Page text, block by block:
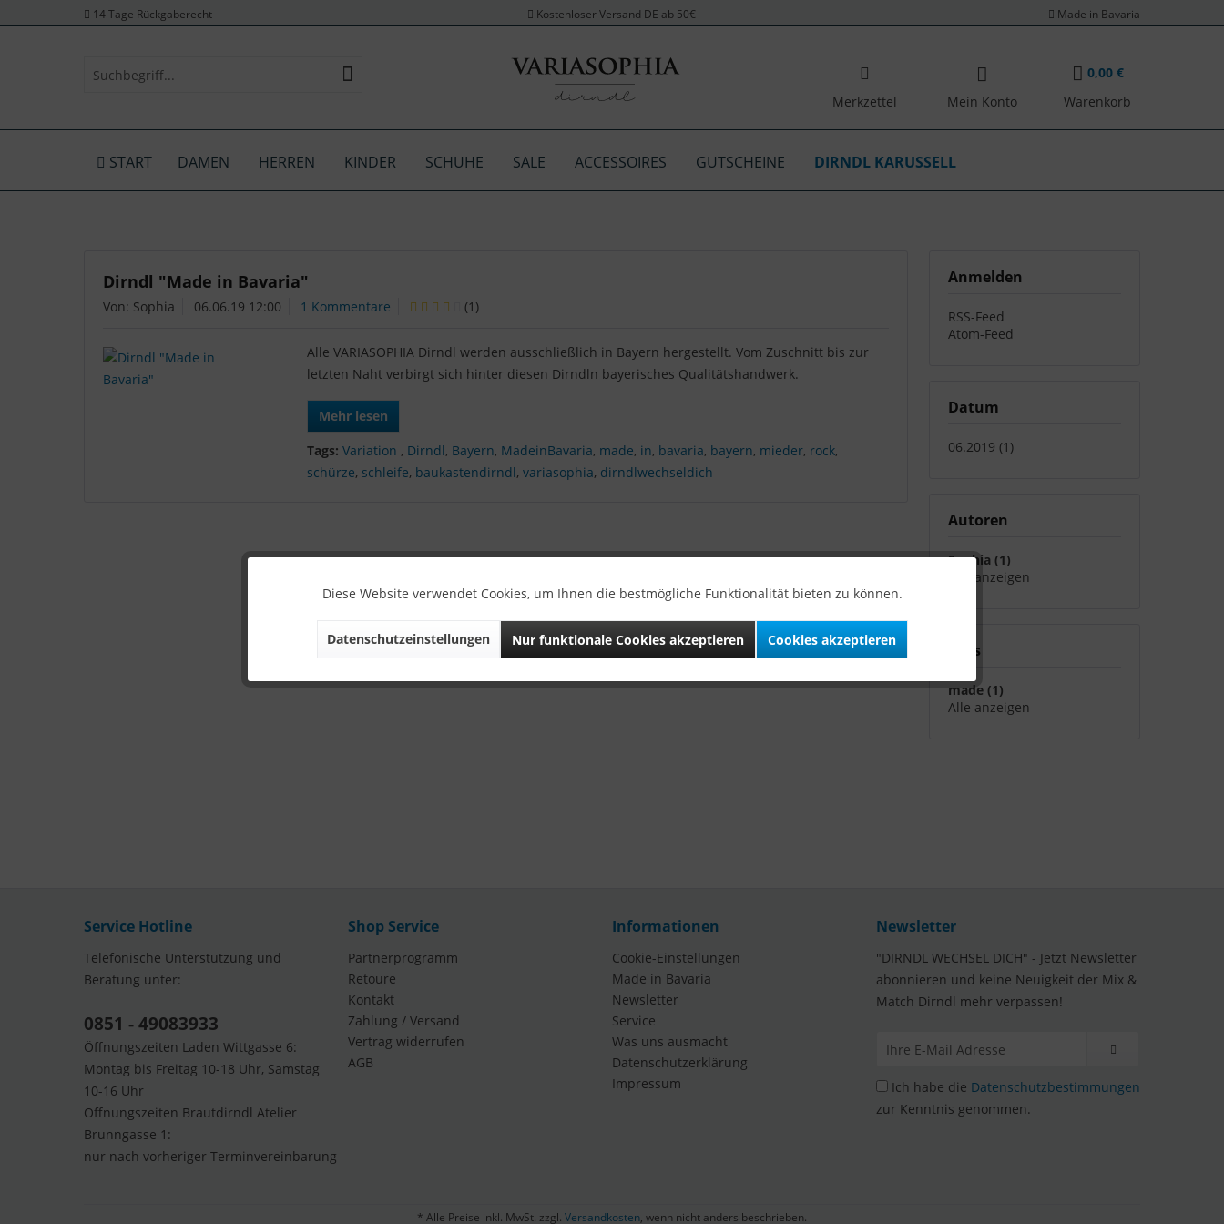
14 Tage Rückgaberecht Kostenloser Versand DE ab 50€ Made in Bavaria
Merkzettel Mein Konto
0,00 €
Warenkorb
START DAMEN HERREN KINDER SCHUHE SALE ACCESSOIRES GUTSCHEINE DIRNDL KARUSSELL
Anmelden
RSS-Feed
Atom-Feed
Datum
06.2019 (1)
Autoren
Sophia (1)
Alle anzeigen
Tags
made (1)
Alle anzeigen
Dirndl "Made in Bavaria"
Von: Sophia 06.06.19 12:00 1 Kommentare (1 )
Alle VARIASOPHIA Dirndl werden ausschließlich in Bayern hergestellt. Vom Zuschnitt bis zur
letzten Naht verbirgt sich hinter diesen Dirndln bayerisches Qualitätshandwerk.
Mehr lesen
Tags: Variation , Dirndl, Bayern, MadeinBavaria, made, in, bavaria, bayern, mieder, rock,
schürze, schleife, baukastendirndl,variasophia, dirndlwechseldich
Service Hotline
Telefonische Unterstützung und
Beratung unter:
0851 - 49083933
Öffnungszeiten Laden Wittgasse 6:
Montag bis Freitag 10-18 Uhr, Samstag
10-16 Uhr
Öffnungszeiten Brautdirndl Atelier
Brunngasse 1:
nur nach vorheriger Terminvereinbarung
Shop Service
Partnerprogramm
Retoure
Kontakt
Zahlung / Versand
Vertrag widerrufen
AGB
Informationen
Cookie-Einstellungen
Made in Bavaria
Newsletter
Service
Was uns ausmacht
Datenschutzerklärung
Impressum
Newsletter
"DIRNDL WECHSEL DICH" - Jetzt Newsletter
abonnieren und keine Neuigkeit der Mix &
Match Dirndl mehr verpassen!
Ich habe die Datenschutzbestimmungen
zur Kenntnis genommen.
* Alle Preise inkl. MwSt. zzgl. Versandkosten , wenn nicht anders beschrieben.
Diese Website verwendet Cookies, um Ihnen die bestmögliche Funktionalität bieten zu können.
Datenschutzeinstellungen Nur funktionale Cookies akzeptieren Cookies akzeptieren